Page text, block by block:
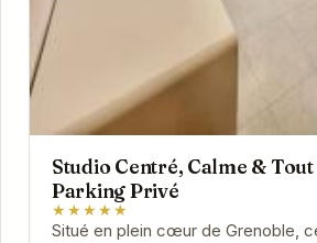
Studio Centré, Calme &
Parking Privé
★★★★★
Situé en plein cœur de Grenoble,